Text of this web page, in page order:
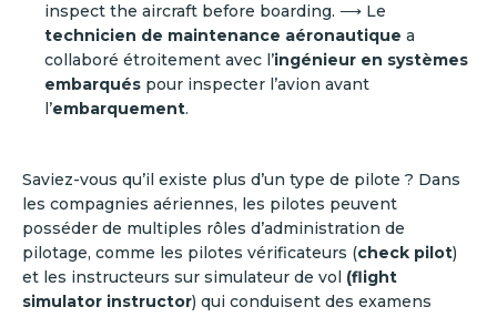
inspect the aircraft before boarding. ⟶ Le
technicien de maintenance aéronautique a
collaboré étroitement avec l’ingénieur en systèmes
embarqués pour inspecter l’avion avant
l’embarquement.
Saviez-vous qu’il existe plus d’un type de pilote ? Dans
les compagnies aériennes, les pilotes peuvent
posséder de multiples rôles d’administration de
pilotage, comme les pilotes vérificateurs (check pilot)
et les instructeurs sur simulateur de vol (flight
simulator instructor) qui conduisent des examens